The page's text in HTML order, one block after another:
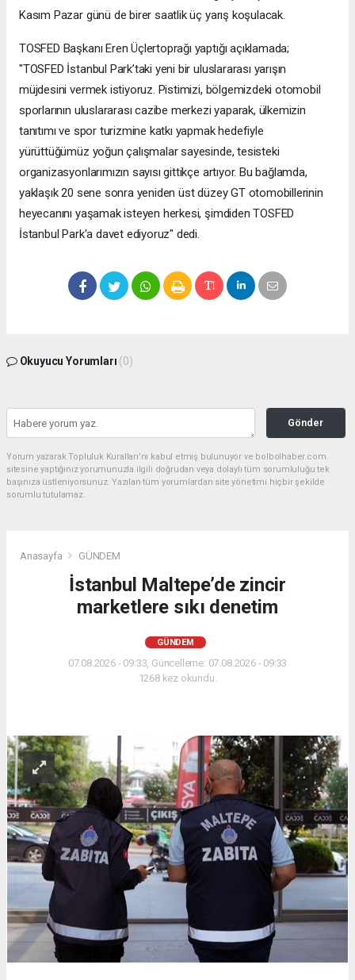
Kasım Pazar günü de birer saatlik üç yarış koşulacak.
TOSFED Başkanı Eren Üçlertoprağı yaptığı açıklamada;
"TOSFED İstanbul Park’taki yeni bir uluslararası yarışın
müjdesini vermek istiyoruz. Pistimizi, bölgemizdeki otomobil
sporlarının uluslararası cazibe merkezi yaparak, ülkemizin
tanıtımı ve spor turizmine katkı yapmak hedefiyle
yürüttüğümüz yoğun çalışmalar sayesinde, tesisteki
organizasyonlarımızın sayısı gittikçe artıyor. Bu bağlamda,
yaklaşık 20 sene sonra yeniden üst düzey GT otomobillerinin
heyecanını yaşamak isteyen herkesi, şimdiden TOSFED
İstanbul Park'a davet ediyoruz" dedi.
Okuyucu Yorumları (0)
Gönder
Yorum yazarak Topluluk Kuralları’nı kabul etmiş bulunuyor ve bolbolhaber.com
sitesine yaptığınız yorumunuzla ilgili doğrudan veya dolaylı tüm sorumluluğu tek
başınıza üstleniyorsunuz. Yazılan tüm yorumlardan site yönetimi hiçbir şekilde
sorumlu tutulamaz.
Anasayfa GÜNDEM
İstanbul Maltepe’de zincir
marketlere sıkı denetim
GÜNDEM
07.08.2026 - 09:33, Güncelleme: 07.08.2026 - 09:33
1268 kez okundu.